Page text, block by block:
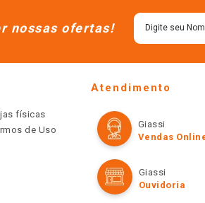
nossas ofertas!
físicas
de Uso
Atendimento
Giassi
Vendas
Giassi
Ouvidoria